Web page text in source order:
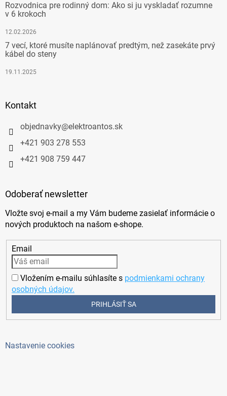
Rozvodnica pre rodinný dom: Ako si ju vyskladať rozumne
v 6 krokoch
12.02.2026
7 vecí, ktoré musíte naplánovať predtým, než zasekáte prvý
kábel do steny
19.11.2025
Kontakt
objednavky@elektroantos.sk
+421 903 278 553
+421 908 759 447
Odoberať newsletter
Vložte svoj e-mail a my Vám budeme zasielať informácie o
nových produktoch na našom e-shope.
Email
Vložením e-mailu súhlasíte s podmienkami ochrany
osobných údajov.
PRIHLÁSIŤ SA
Nastavenie cookies